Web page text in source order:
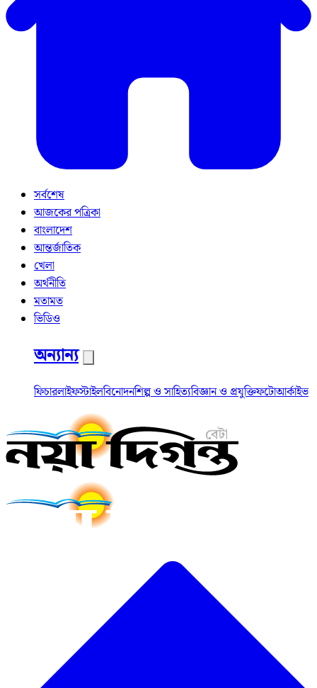
সর্বশেষ
আজকের পত্রিকা
বাংলাদেশ
আন্তর্জাতিক
খেলা
অর্থনীতি
মতামত
ভিডিও
অন্যান্য
ফিচারলাইফস্টাইলবিনোদনশিল্প ও সাহিত্যবিজ্ঞান ও প্রযুক্তিফটোআর্কাইভ